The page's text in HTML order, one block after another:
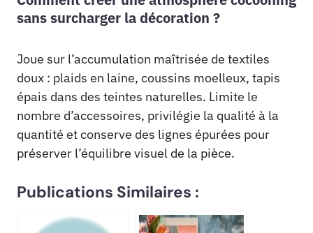
sans surcharger la décoration ?
Joue sur l’accumulation maîtrisée de textiles
doux : plaids en laine, coussins moelleux, tapis
épais dans des teintes naturelles. Limite le
nombre d’accessoires, privilégie la qualité à la
quantité et conserve des lignes épurées pour
préserver l’équilibre visuel de la pièce.
Publications Similaires :